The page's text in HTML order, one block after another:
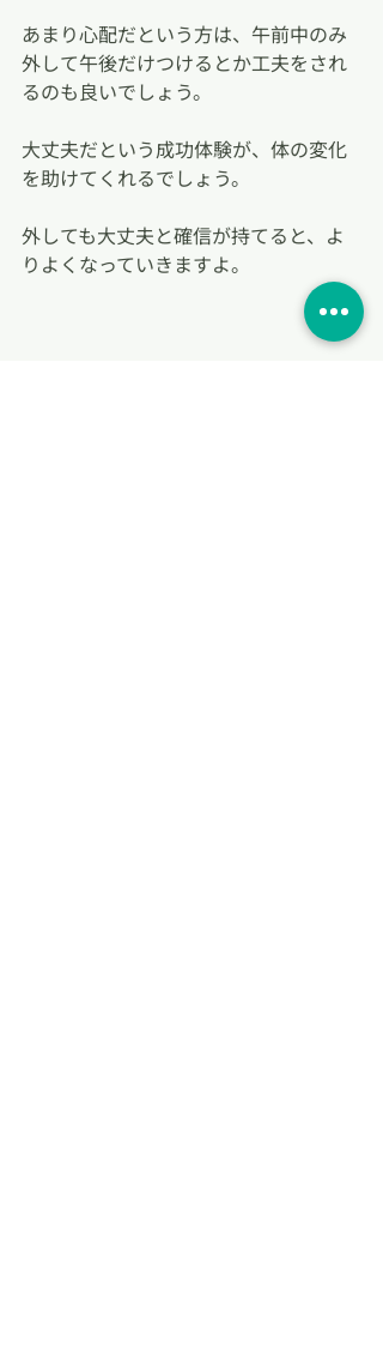
あまり心配だという方は、午前中のみ
外して午後だけつけるとか工夫をされ
るのも良いでしょう。
大丈夫だという成功体験が、体の変化
を助けてくれるでしょう。
外しても大丈夫と確信が持てると、よ
りよくなっていきますよ。